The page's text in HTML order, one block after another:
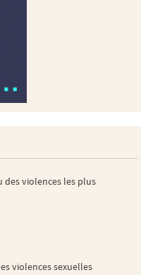
des violences les plus
violences sexuelles